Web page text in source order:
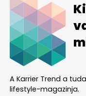
A Karrier Trend a
lifestyle-magazinja.